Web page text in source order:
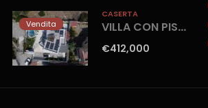
Vendita
CASERTA
VILLA CON PISCINA Castel Volturno-Parco Europa
€412,000